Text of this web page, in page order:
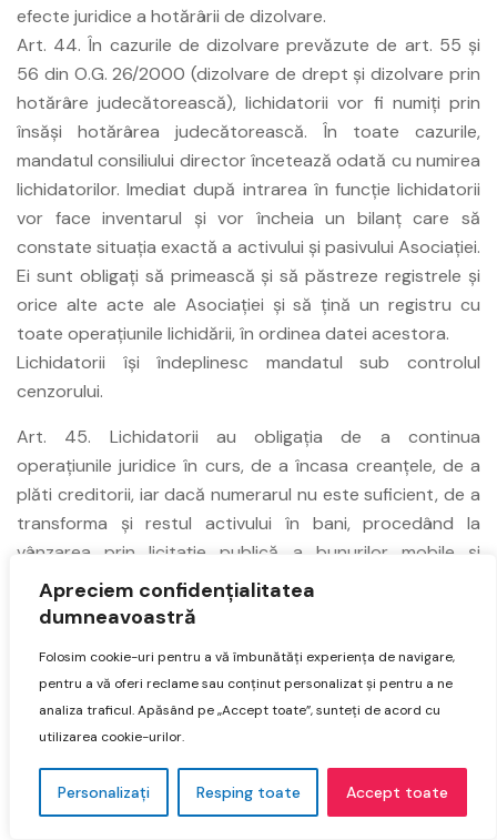
Apreciem confidențialitatea
dumneavoastră
Folosim cookie-uri pentru a vă îmbunătăți experiența de navigare,
pentru a vă oferi reclame sau conținut personalizat și pentru a ne
analiza traficul. Apăsând pe „Accept toate”, sunteți de acord cu
utilizarea cookie-urilor.
Personalizați Resping toate Accept toate
efecte juridice a hotărârii de dizolvare.
Art. 44. În cazurile de dizolvare prevăzute de art. 55 şi
56 din O.G. 26/2000 (dizolvare de drept şi dizolvare prin
hotărâre judecătorească), lichidatorii vor fi numiţi prin
însăşi hotărârea judecătorească. În toate cazurile,
mandatul consiliului director încetează odată cu numirea
lichidatorilor. Imediat după intrarea în funcţie lichidatorii
vor face inventarul şi vor încheia un bilanţ care să
constate situaţia exactă a activului şi pasivului Asociaţiei.
Ei sunt obligaţi să primească şi să păstreze registrele şi
orice alte acte ale Asociaţiei şi să ţină un registru cu
toate operaţiunile lichidării, în ordinea datei acestora.
Lichidatorii îşi îndeplinesc mandatul sub controlul
cenzorului.
Art. 45. Lichidatorii au obligaţia de a continua
operaţiunile juridice în curs, de a încasa creanţele, de a
plăti creditorii, iar dacă numerarul nu este suficient, de a
transforma şi restul activului în bani, procedând la
vânzarea prin licitaţie publică a bunurilor mobile şi
imobile.
Lichidatorii pot realiza numai acele operaţiuni noi care
Art. 46. Suma cuvenită creditorului cunoscut care refuză
să primească plata creanţei sale se va consemna în
contul său. Dacă plata creanţei nu se va face imediat sau
atunci când creanţa este contestată, lichidarea nu se va
considera terminată înainte de a se garanta creditorii.